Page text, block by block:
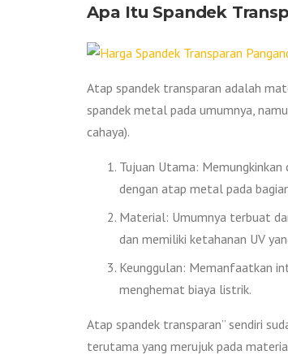
Apa Itu Spandek
Atap spandek transparan adalah
spandek metal pada umumnya,
cahaya).
Tujuan Utama: Memungkinkan
dengan atap metal pada
Material: Umumnya terbuat
dan memiliki ketahanan UV
Keunggulan: Memanfaatkan
menghemat biaya listrik.
Atap spandek transparan” sendiri
terutama yang merujuk pada